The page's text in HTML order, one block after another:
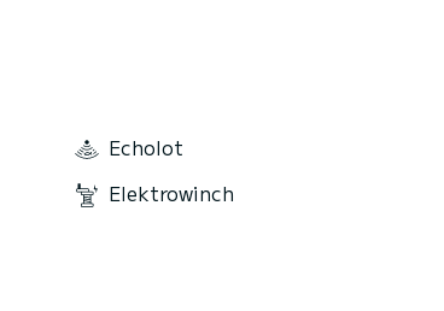
Echolot
Elektrowinch